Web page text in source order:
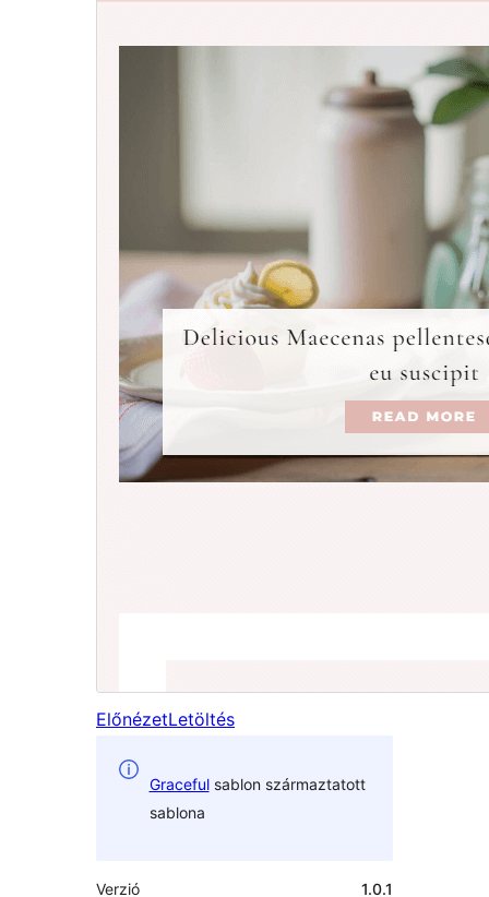
ElőnézetLetöltés
Gracefulsablon származtatott
sablona
Verzió
1.0.1